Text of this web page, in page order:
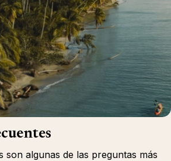
son algunas de las preguntas más